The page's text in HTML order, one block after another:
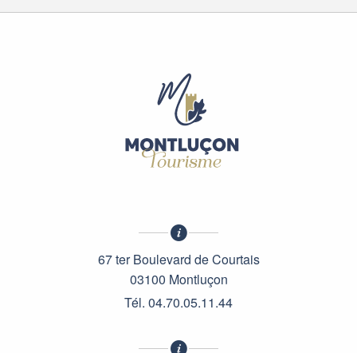
67 ter Boulevard de Courtais
03100 Montluçon
Tél. 04.70.05.11.44